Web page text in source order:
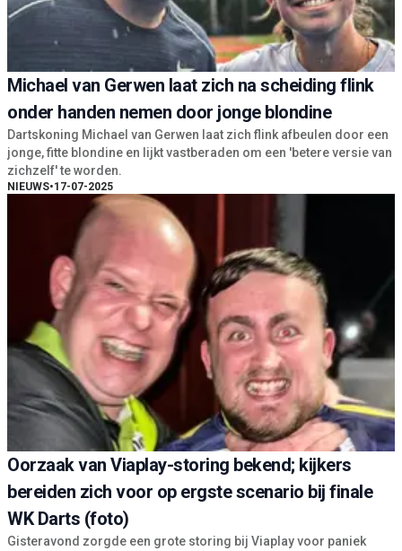
Michael van Gerwen laat zich na scheiding flink
onder handen nemen door jonge blondine
Dartskoning Michael van Gerwen laat zich flink afbeulen door een
jonge, fitte blondine en lijkt vastberaden om een 'betere versie van
zichzelf' te worden.
NIEUWS•17-07-2025
Oorzaak van Viaplay-storing bekend; kijkers
bereiden zich voor op ergste scenario bij finale
WK Darts (foto)
Gisteravond zorgde een grote storing bij Viaplay voor paniek